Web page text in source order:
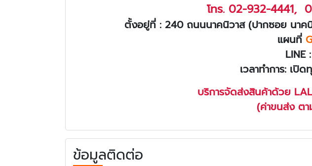
โทร. 02-932-4441,
ตั้งอยู่ที่ : 240 ถนนนาคนิวาส (ปากซอย นาค
แผนที่
LINE :
เวลาทำการ: เปิ
บริการจัดส่งสินค้าด้วย
(ค่าขนส่ง ต
ข้อมูลติดต่อ